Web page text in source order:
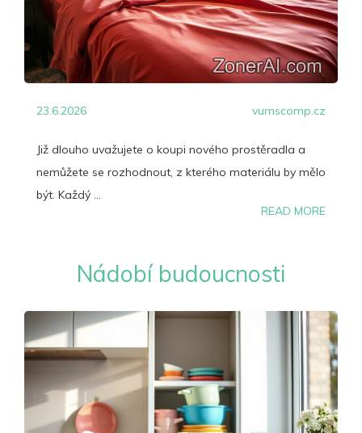
23.6.2026 vumscomp.cz
Již dlouho uvažujete o koupi nového prostěradla a
nemůžete se rozhodnout, z kterého materiálu by mělo
být. Každý ...
READ MORE
Nádobí budoucnosti